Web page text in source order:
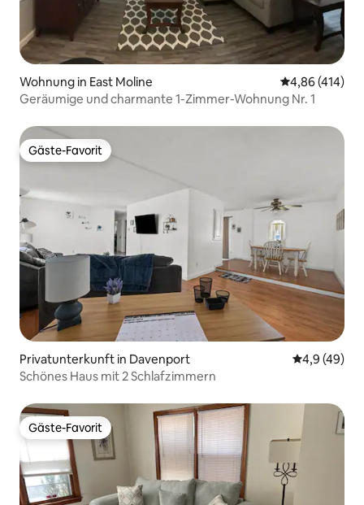
Wohnung in East Moline
4,86 (414)
Geräumige und charmante 1-Zimmer-Wohnung Nr. 1
Gäste-Favorit
Gäste-Favorit
Privatunterkunft in Davenport
4,9 (49)
Schönes Haus mit 2 Schlafzimmern
Gäste-Favorit
Gäste-Favorit